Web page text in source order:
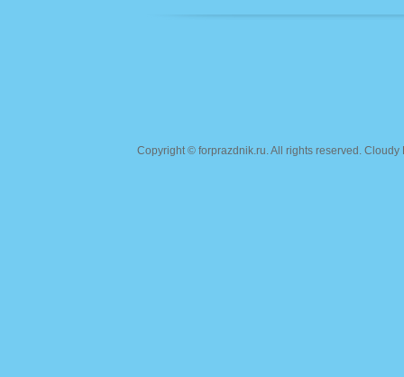
Copyright © forprazdnik.ru. All rights reserved.